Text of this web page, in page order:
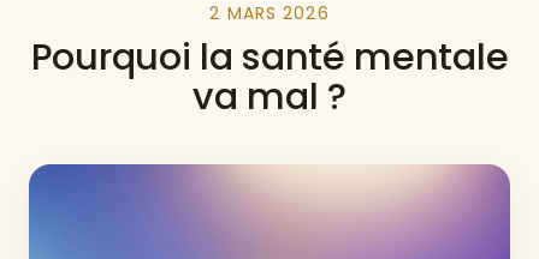
2 MARS 2026
Pourquoi la santé mentale
va mal ?